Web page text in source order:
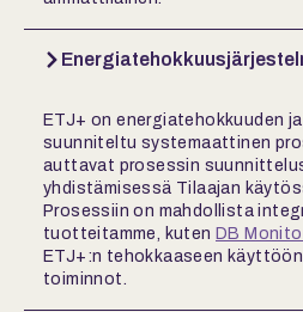
ETJ+ on energiatehokkuuden
suunniteltu systemaattinen
auttavat prosessin
yhdistämisessä Tilaajan
Prosessiin on mahdollista
tuotteitamme, kuten DB
ETJ+:n tehokkaaseen
toiminnot.